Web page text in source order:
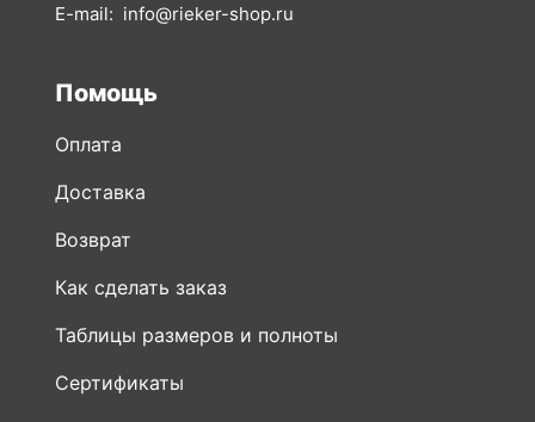
E-mail: info@rieker-shop.ru
Помощь
Оплата
Доставка
Возврат
Как сделать заказ
Таблицы размеров и полноты
Сертификаты